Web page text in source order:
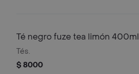
Té negro fuze tea limón 400ml
Tés.
$ 8000